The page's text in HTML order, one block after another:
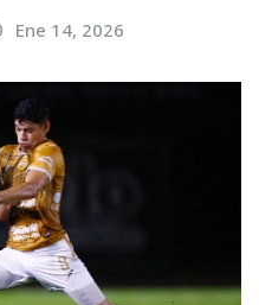
Ene 14, 2026